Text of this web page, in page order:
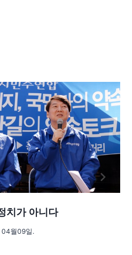
치가 아니다
04월09일.